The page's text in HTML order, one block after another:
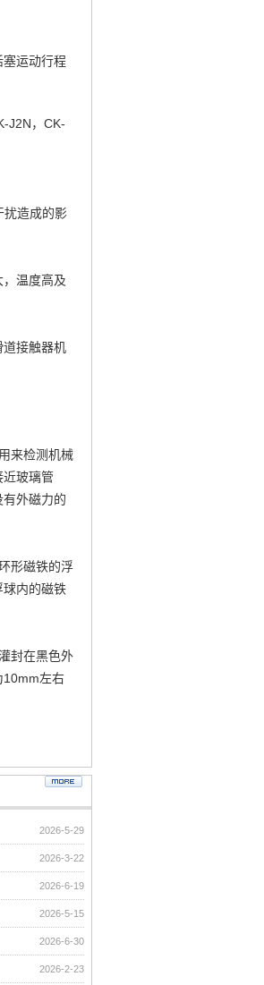
运动行程
J2N，CK-
扰造成的影
温度高及
道接触器机
来检测机械
近玻璃管
外磁力的
形磁铁的浮
球内的磁铁
封在黑色外
10mm左右
2026-5-29
2026-3-22
2026-6-19
2026-5-15
2026-6-30
2026-2-23